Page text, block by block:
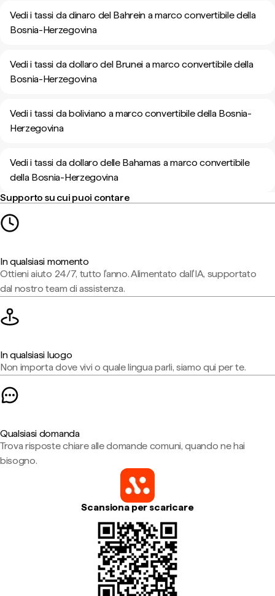
Vedi i tassi da dinaro del Bahrein a marco convertibile della
Bosnia-Herzegovina
Vedi i tassi da dollaro del Brunei a marco convertibile della
Bosnia-Herzegovina
Vedi i tassi da boliviano a marco convertibile della Bosnia-
Herzegovina
Vedi i tassi da dollaro delle Bahamas a marco convertibile
della Bosnia-Herzegovina
Supporto su cui puoi contare
In qualsiasi momento
Ottieni aiuto 24/7, tutto l'anno. Alimentato dall'IA, supportato
dal nostro team di assistenza.
In qualsiasi luogo
Non importa dove vivi o quale lingua parli, siamo qui per te.
Qualsiasi domanda
Trova risposte chiare alle domande comuni, quando ne hai
bisogno.
Scansiona per scaricare